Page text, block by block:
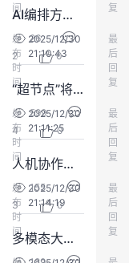
藏
间
复
AI编排方式对模型要求有哪些？
发
布
时
间
2025/12/30
21:10:43
最
后
回
复
26
2
0
“超节点”将如何影响AI算力
发
布
时
间
2025/12/30
21:11:25
最
后
回
复
599
4
0
人机协作时代，哪些职场技能尤为重要
发
布
时
间
2025/12/30
21:14:19
最
后
回
复
155
3
0
多模态大模型在小目标检测中的优势与局限？